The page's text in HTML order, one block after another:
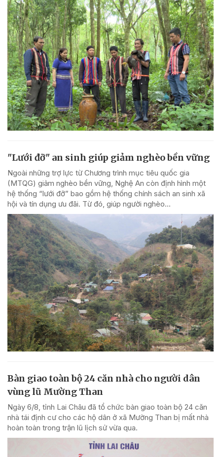
"Lưới đỡ" an sinh giúp giảm nghèo bền vững
Ngoài những trợ lực từ Chương trình mục tiêu quốc gia
(MTQG) giảm nghèo bền vững, Nghệ An còn định hình một
hệ thống “lưới đỡ” bao gồm hệ thống chính sách an sinh xã
hội và tín dụng ưu đãi. Từ đó, giúp người nghèo...
Bàn giao toàn bộ 24 căn nhà cho người dân
vùng lũ Mường Than
Ngày 6/8, tỉnh Lai Châu đã tổ chức bàn giao toàn bộ 24 căn
nhà tái định cư cho các hộ dân ở xã Mường Than bị mất nhà
hoàn toàn trong trận lũ lịch sử vừa qua.